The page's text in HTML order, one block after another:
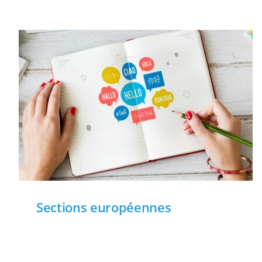
Sections européennes